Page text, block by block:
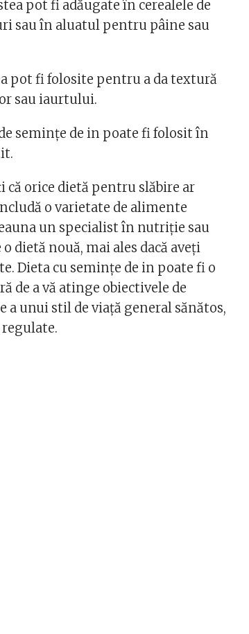
pot fi adăugate în cerealele de
sau în aluatul pentru pâine sau
pot fi folosite pentru a da textură
sau iaurtului.
semințe de in poate fi folosit în
orice dietă pentru slăbire ar
o varietate de alimente
un specialist în nutriție sau
dietă nouă, mai ales dacă aveți
Dieta cu semințe de in poate fi o
de a vă atinge obiectivele de
a unui stil de viață general sănătos,